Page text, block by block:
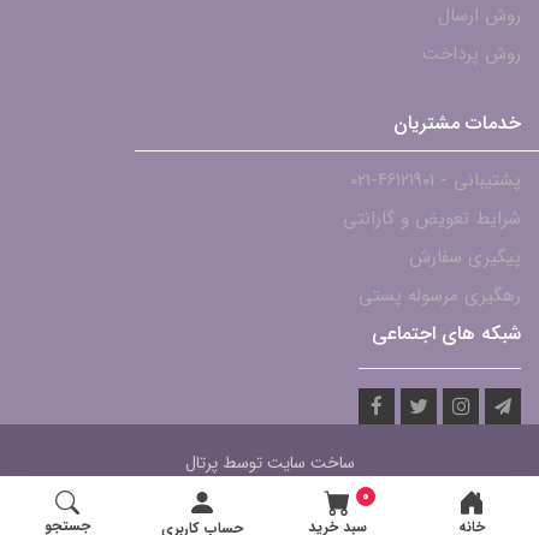
خانه
0
سبد خرید
حساب کاربری جستجو
روش ارسال
روش پرداخت
خدمات مشتریان
پشتیبانی - ۴۶۱۲۱۹۰۱-021
شرایط تعویض و گارانتی
پیگیری سفارش
رهگیری مرسوله پستی
شبکه های اجتماعی
ساخت سایت توسطپرتال